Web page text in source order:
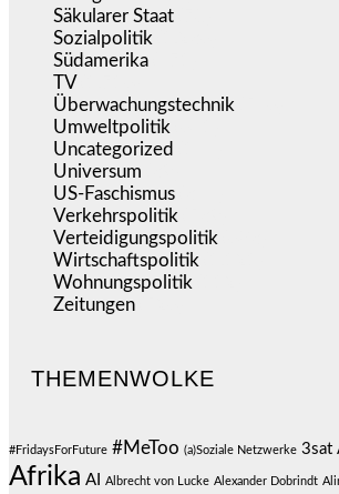
Säkularer Staat
Sozialpolitik
Südamerika
TV
Überwachungstechnik
Umweltpolitik
Uncategorized
Universum
US-Faschismus
Verkehrspolitik
Verteidigungspolitik
Wirtschaftspolitik
Wohnungspolitik
Zeitungen
THEMENWOLKE
#FridaysForFuture #MeToo (a)Soziale Netzwerke 3sat
Afrika AI Albrecht von Lucke Alexander Dobrindt